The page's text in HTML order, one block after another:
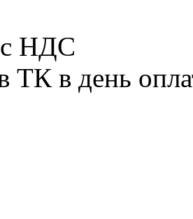
с НДС
ТК в день